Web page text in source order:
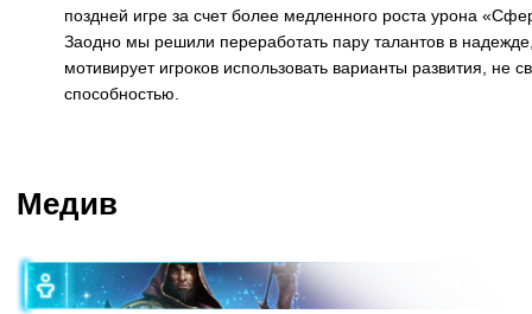
поздней игре за счет более медленного роста урона
Заодно мы решили переработать пару талантов в
мотивирует игроков использовать варианты развития, не
способностью.
Медив